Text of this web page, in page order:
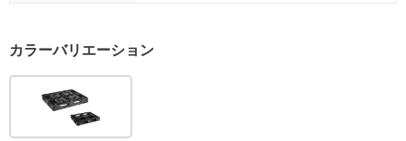
カラーバリエーション